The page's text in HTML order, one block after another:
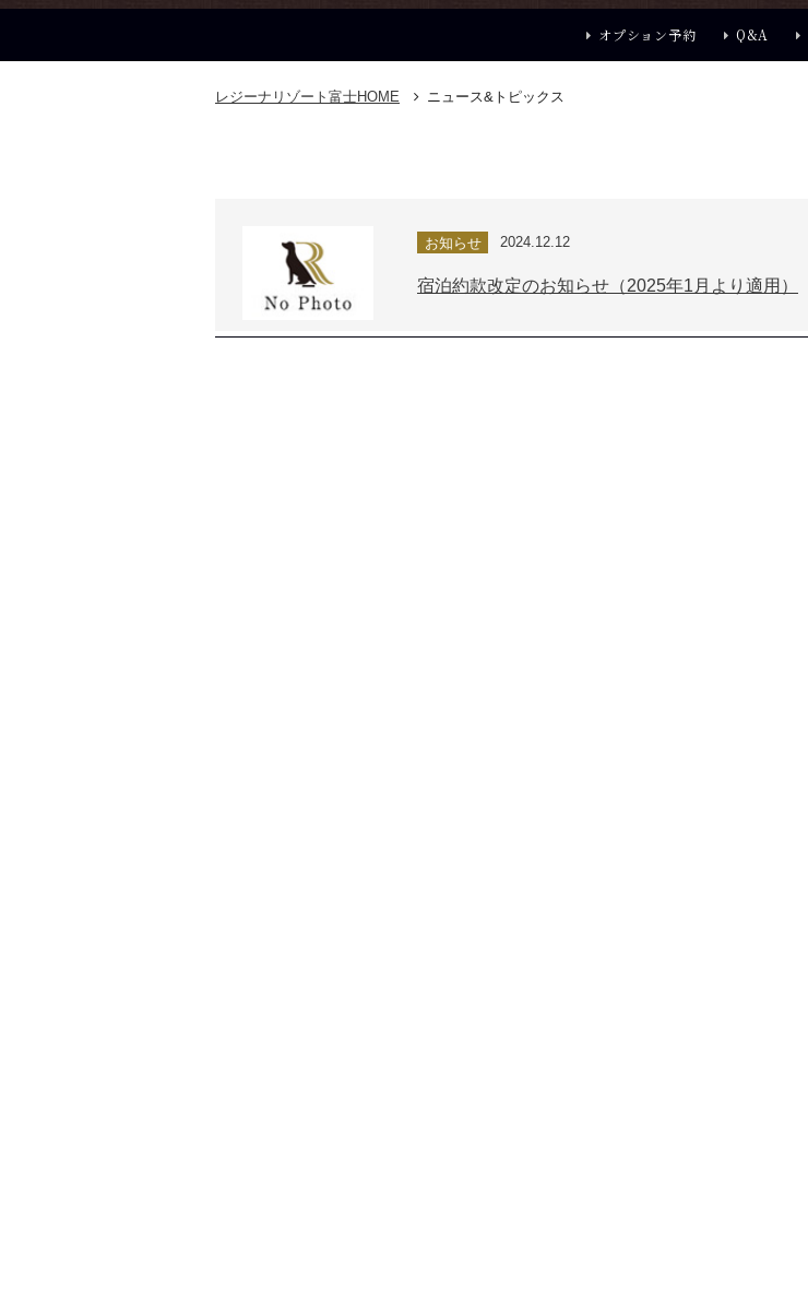
オプション予約 Q&A
レジーナリゾート富士HOME ニュース&トピックス
お知らせ 2024.12.12
宿泊約款改定のお知らせ（2025年1月より適用）